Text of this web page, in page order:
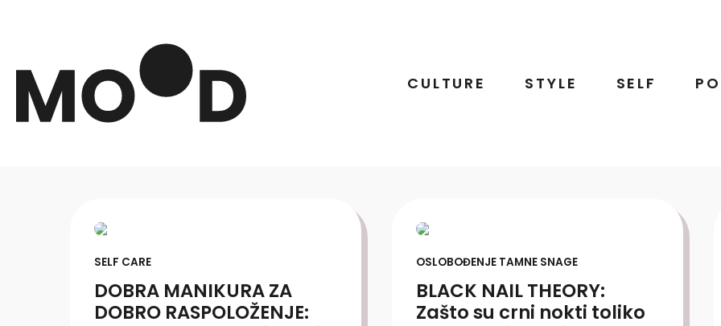
CULTURE STYLE SELF
SELF CARE
DOBRA MANIKURA ZA
DOBRO RASPOLOŽENJE:
OSLOBOĐENJE TAMNE SNAGE
BLACK NAIL THEORY:
Zašto su crni nokti toliko